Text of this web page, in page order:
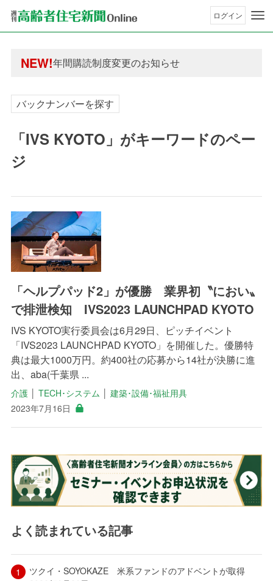
ログイン
NEW!
年間購読制度変更のお知らせ
高齢者住宅新聞 無料会員の皆様へ閲覧本数変更
高齢者住宅新聞 無料会員の皆様へ閲覧本数変更
バックナンバーを探す
「IVS KYOTO」がキーワードのペー
ジ
「ヘルプパッド2」が優勝 業界初〝におい〟
で排泄検知 IVS2023 LAUNCHPAD KYOTO
IVS KYOTO実行委員会は6月29日、ピッチイベント
「IVS2023 LAUNCHPAD KYOTO」を開催した。優勝特
典は最大1000万円。約400社の応募から14社が決勝に進
出、aba(千葉県 ...
介護│ TECH･システム │ 建築･設備･福祉用具
2023年7月16日
よく読まれている記事
ツクイ・SOYOKAZE 米系ファンドのアドベントが取得